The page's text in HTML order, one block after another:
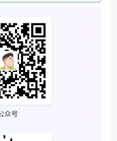
众号